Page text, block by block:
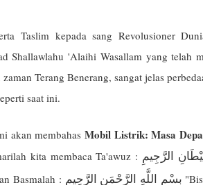
Taslim kepada sang Revolusioner
Shallawlahu 'Alaihi Wasallam yang telah
Terang Benerang, sangat jelas
saat ini.
akan membahasMobil Listrik: Masa
kita membaca Ta'awuz : الرَّجِيمِ
Basmalah : بِسْمِ اللَّهِ الرَّحْمَنِ الرَّحِيم